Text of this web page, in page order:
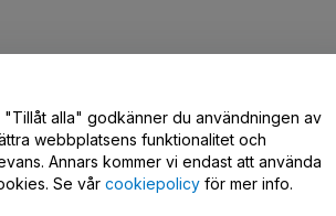
/ Kontakta oss
"Tillåt alla" godkänner du användningen av
webbplatsens funktionalitet och
Annars kommer vi endast att använda
Se vår cookiepolicy för mer info.